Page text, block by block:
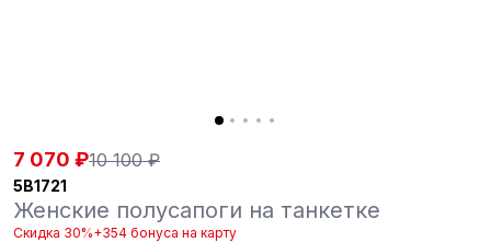
7 070 ₽10 100 ₽
5B1721
Женские полусапоги на танкетке
Скидка 30%+354 бонуса на карту